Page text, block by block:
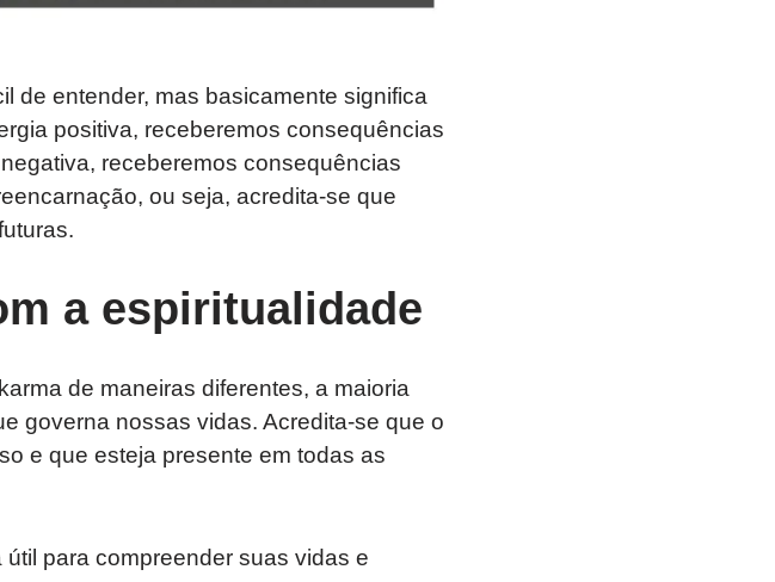
de entender, mas basicamente significa
positiva, receberemos consequências
receberemos consequências
ou seja, acredita-se que
a espiritualidade
de maneiras diferentes, a maioria
governa nossas vidas. Acredita-se que o
e que esteja presente em todas as
para compreender suas vidas e